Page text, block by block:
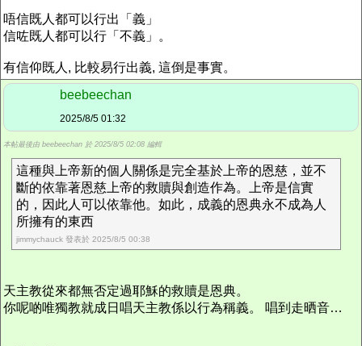
唔信既人都可以行出「義」
信咗既人都可以行「不義」。
有信仰既人, 比較易行出義, 這倒是事實。
beebeechan
2025/8/5 01:32
本帖最後由 beebeechan 於 2025/8/5 02:08 編輯
這種與上帝新的個人關係是完全基於上帝的恩慈，並不
斷的依靠著恩慈上帝的救贖與創造作為。上帝是信實
的，因此人可以依靠他。如此，成義的恩典永不成為人
所擁有的東西
jimmychauck 發表於 2025/8/5 00:38
天主教從來都無否定過耶穌的救贖是恩典。
你呢啲唯獨教就成日唱天主教係以行為稱義。 唱到走晒音…